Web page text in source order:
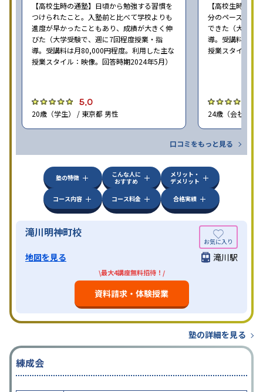
【高校生時の通塾】日頃から勉強する習慣を
つけられたこと。入塾前と比べて学校よりも
進度が早かったこともあり、成績が大きく伸
びた（大学受験で、週に7回程度授業・指
導。受講料は月80,000円程度。利用した主な
授業スタイル：映像。回答時期2024年5月）
5.0
20歳（学生） / 東京都 男性
【高校生時の通
分のペースで進
できた（大学受
導。受講料は月
授業スタイル：
24歳（会社員<
口コミをもっと見る
塾の特徴
こんな人に
おすすめ
メリット・
デメリット
コース内容
コース料金 合格実績
滝川明神町校
地図を見る 滝川駅
\最大4講座無料招待！/
資料請求・体験授業
塾の詳細を見る
練成会